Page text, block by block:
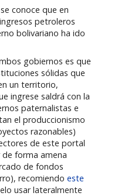
conoce que en
petroleros
bolivariano ha ido
gobiernos es que
sólidas que
un territorio,
ingrese saldrá con la
paternalistas e
el produccionismo
razonables)
de este portal
forma amena
de fondos
recomiendoeste
usar lateralmente